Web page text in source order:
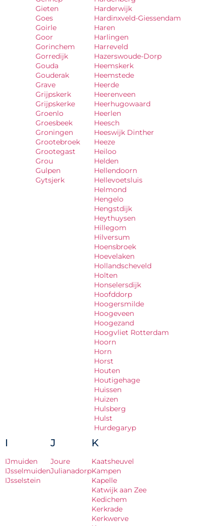
Gieten
Goes
Goirle
Goor
Gorinchem
Gorredijk
Gouda
Gouderak
Grave
Grijpskerk
Grijpskerke
Groenlo
Groesbeek
Groningen
Grootebroek
Grootegast
Grou
Gulpen
Gytsjerk
Harderwijk
Hardinxveld-Giessendam
Haren
Harlingen
Harreveld
Hazerswoude-Dorp
Heemskerk
Heemstede
Heerde
Heerenveen
Heerhugowaard
Heerlen
Heesch
Heeswijk Dinther
Heeze
Heiloo
Helden
Hellendoorn
Hellevoetsluis
Helmond
Hengelo
Hengstdijk
Heythuysen
Hillegom
Hilversum
Hoensbroek
Hoevelaken
Hollandscheveld
Holten
Honselersdijk
Hoofddorp
Hoogersmilde
Hoogeveen
Hoogezand
Hoogvliet Rotterdam
Hoorn
Horn
Horst
Houten
Houtigehage
Huissen
Huizen
Hulsberg
Hulst
Hurdegaryp
I
IJmuiden
IJsselmuiden
IJsselstein
J
Joure
Julianadorp
K
Kaatsheuvel
Kampen
Kapelle
Katwijk aan Zee
Kedichem
Kerkrade
Kerkwerve